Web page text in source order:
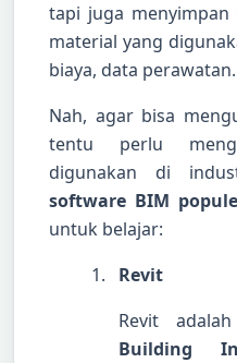
tapi juga
material yang
biaya, data perawatan.
Nah, agar bisa
tentu perlu
digunakan di
software BIM
untuk belajar:
Revit
Revit
Building